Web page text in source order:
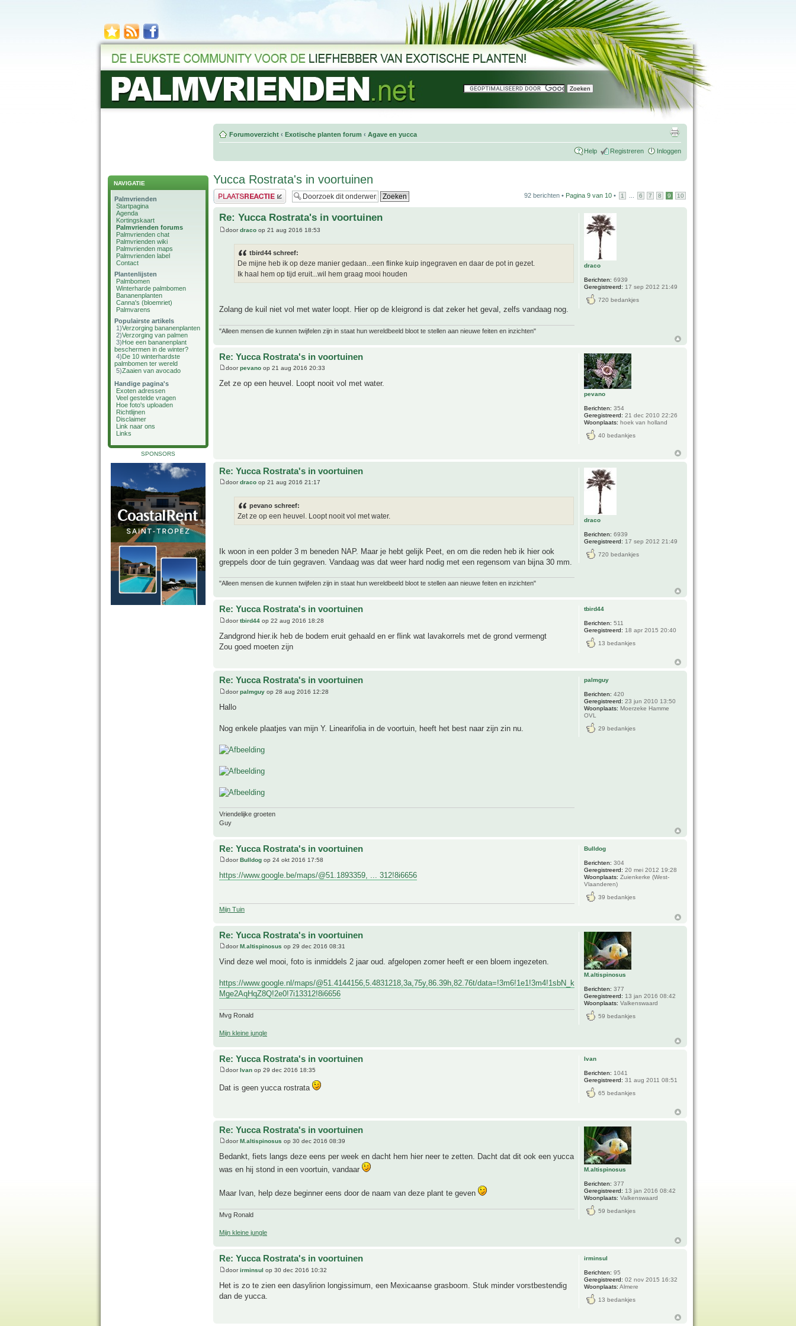
NAVIGATIE
Palmvrienden
Startpagina
Agenda
Kortingskaart
Palmvrienden forums
Palmvrienden chat
Palmvrienden wiki
Palmvrienden maps
Palmvrienden label
Contact
Plantenlijsten
Palmbomen
Winterharde palmbomen
Bananenplanten
Canna's (bloemriet)
Palmvarens
Populairste artikels
1)Verzorging bananenplanten
2)Verzorging van palmen
3)Hoe een bananenplant
beschermen in de winter?
4)De 10 winterhardste
palmbomen ter wereld
5)Zaaien van avocado
Handige pagina's
Exoten adressen
Veel gestelde vragen
Hoe foto's uploaden
Richtlijnen
Disclaimer
Link naar ons
Links
SPONSORS
Forumoverzicht ‹ Exotische planten forum ‹ Agave en yucca
Help Registreren Inloggen
Yucca Rostrata's in voortuinen
Plaats een reactie 92 berichten • Pagina 9 van 10 • 1 6 7 8 9 10
Re: Yucca Rostrata's in voortuinen
doordraco op 21 aug 2016 18:53
tbird44 schreef:
De mijne heb ik op deze manier gedaan...een flinke kuip ingegraven en daar de pot in gezet.
Ik haal hem op tijd eruit...wil hem graag mooi houden
Zolang de kuil niet vol met water loopt. Hier op de kleigrond is dat zeker het geval, zelfs vandaag nog.
"Alleen mensen die kunnen twijfelen zijn in staat hun wereldbeeld bloot te stellen aan nieuwe feiten en inzichten"
draco
Berichten: 6939
Geregistreerd: 17 sep 2012 21:49
720 bedankjes
Re: Yucca Rostrata's in voortuinen
doorpevano op 21 aug 2016 20:33
Zet ze op een heuvel. Loopt nooit vol met water.
pevano
Berichten: 354
Geregistreerd: 21 dec 2010 22:26
Woonplaats: hoek van holland
40 bedankjes
Re: Yucca Rostrata's in voortuinen
doordraco op 21 aug 2016 21:17
pevano schreef:
Zet ze op een heuvel. Loopt nooit vol met water.
Ik woon in een polder 3 m beneden NAP. Maar je hebt gelijk Peet, en om die reden heb ik hier ook
greppels door de tuin gegraven. Vandaag was dat weer hard nodig met een regensom van bijna 30 mm.
"Alleen mensen die kunnen twijfelen zijn in staat hun wereldbeeld bloot te stellen aan nieuwe feiten en inzichten"
draco
Berichten: 6939
Geregistreerd: 17 sep 2012 21:49
720 bedankjes
Re: Yucca Rostrata's in voortuinen
doortbird44 op 22 aug 2016 18:28
Zandgrond hier.ik heb de bodem eruit gehaald en er flink wat lavakorrels met de grond vermengt
Zou goed moeten zijn
tbird44
Berichten: 511
Geregistreerd: 18 apr 2015 20:40
13 bedankjes
Re: Yucca Rostrata's in voortuinen
doorpalmguy op 28 aug 2016 12:28
Hallo
Nog enkele plaatjes van mijn Y. Linearifolia in de voortuin, heeft het best naar zijn zin nu.
Vriendelijke groeten
Guy
palmguy
Berichten: 420
Geregistreerd: 23 jun 2010 13:50
Woonplaats: Moerzeke Hamme
OVL
29 bedankjes
Re: Yucca Rostrata's in voortuinen
doorBulldog op 24 okt 2016 17:58
https://www.google.be/maps/@51.1893359, ... 312!8i6656
Mijn Tuin
Bulldog
Berichten: 304
Geregistreerd: 20 mei 2012 19:28
Woonplaats: Zuienkerke (West-
Vlaanderen)
39 bedankjes
Re: Yucca Rostrata's in voortuinen
doorM.altispinosus op 29 dec 2016 08:31
Vind deze wel mooi, foto is inmiddels 2 jaar oud. afgelopen zomer heeft er een bloem ingezeten.
https://www.google.nl/maps/@51.4144156,5.4831218,3a,75y,86.39h,82.76t/data=!3m6!1e1!3m4!1sbN_kda_SUk-
Mge2AqHqZ8Q!2e0!7i13312!8i6656
Mvg Ronald
Mijn kleine jungle
M.altispinosus
Berichten: 377
Geregistreerd: 13 jan 2016 08:42
Woonplaats: Valkenswaard
59 bedankjes
Re: Yucca Rostrata's in voortuinen
door Ivan op 29 dec 2016 18:35
Dat is geen yucca rostrata
Ivan
Berichten: 1041
Geregistreerd: 31 aug 2011 08:51
65 bedankjes
Re: Yucca Rostrata's in voortuinen
door M.altispinosus op 30 dec 2016 08:39
Bedankt, fiets langs deze eens per week en dacht hem hier neer te zetten. Dacht dat dit ook een yucca
was en hij stond in een voortuin, vandaar
Maar Ivan, help deze beginner eens door de naam van deze plant te geven
Mvg Ronald
Mijn kleine jungle
M.altispinosus
Berichten: 377
Geregistreerd: 13 jan 2016 08:42
Woonplaats: Valkenswaard
59 bedankjes
Re: Yucca Rostrata's in voortuinen
doorirminsul op 30 dec 2016 10:32
Het is zo te zien een dasylirion longissimum, een Mexicaanse grasboom. Stuk minder vorstbestendig
dan de yucca.
irminsul
Berichten: 95
Geregistreerd: 02 nov 2015 16:32
Woonplaats: Almere
13 bedankjes